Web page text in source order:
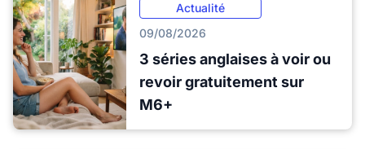
Actualité
09/08/2026
3 séries anglaises à voir ou
revoir gratuitement sur
M6+